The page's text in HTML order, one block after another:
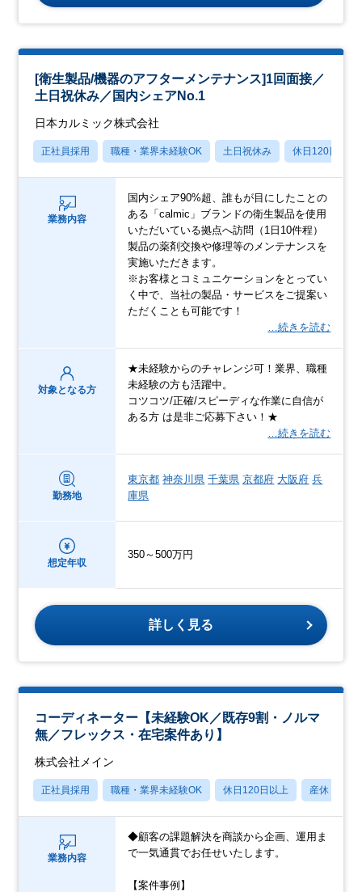
[衛生製品/機器のアフターメンテナンス]1回面接／
土日祝休み／国内シェアNo.1
日本カルミック株式会社
正社員採用 職種・業界未経験OK 土日祝休み 休日120日以上
業務内容
国内シェア90%超、誰もが目にしたことの
ある「calmic」ブランドの衛生製品を使用
いただいている拠点へ訪問（1日10件程）
製品の薬剤交換や修理等のメンテナンスを
実施いただきます。
※お客様とコミュニケーションをとってい
く中で、当社の製品・サービスをご提案い
ただくことも可能です！
…続きを読む
対象となる方
★未経験からのチャレンジ可！業界、職種
未経験の方も活躍中。
コツコツ/正確/スピーディな作業に自信が
ある方 は是非ご応募下さい！★
…続きを読む
勤務地
東京都 神奈川県 千葉県 京都府 大阪府 兵
庫県
想定年収
350～500万円
詳しく見る
コーディネーター【未経験OK／既存9割・ノルマ
無／フレックス・在宅案件あり】
株式会社メイン
正社員採用 職種・業界未経験OK 休日120日以上 産休・育休
業務内容
◆顧客の課題解決を商談から企画、運用ま
で一気通貫でお任せいたします。
【案件事例】